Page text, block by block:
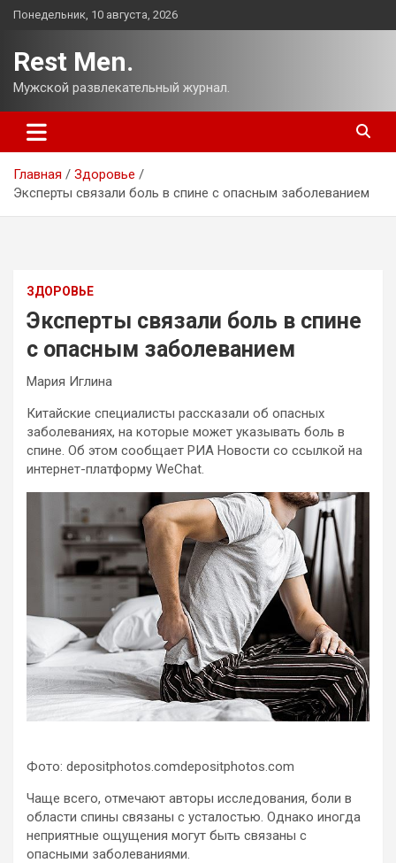
Перейти
Понедельник, 10 августа, 2026
Rest Men.
Мужской развлекательный журнал.
Главная
Здоровье
Эксперты связали боль в спине с опасным заболеванием
ЗДОРОВЬЕ
Эксперты связали боль в спине
с опасным заболеванием
Мария Иглина
Китайские специалисты рассказали об опасных
заболеваниях, на которые может указывать боль в
спине. Об этом сообщает РИА Новости со ссылкой на
интернет-платформу WeChat.
Фото: depositphotos.comdepositphotos.com
Чаще всего, отмечают авторы исследования, боли в
области спины связаны с усталостью. Однако иногда
неприятные ощущения могут быть связаны с
опасными заболеваниями.